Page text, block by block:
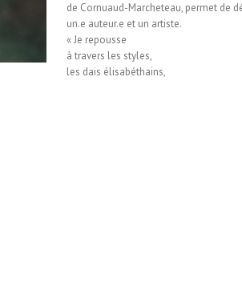
de Cornuaud-Marcheteau, permet de
un.e auteur.e et un artiste.
«Je repousse
à travers les styles,
les dais élisabéthains,